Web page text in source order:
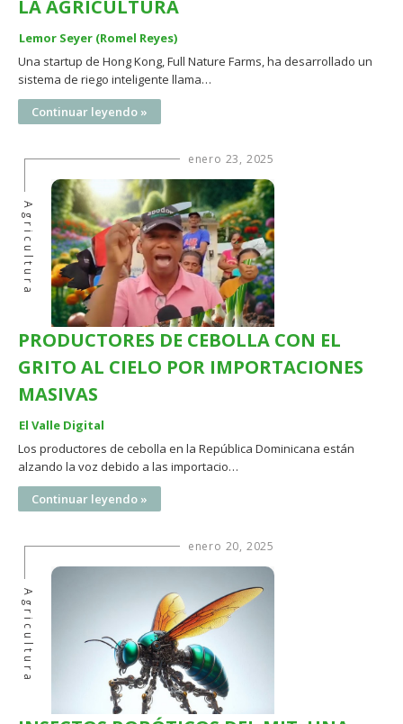
LA AGRICULTURA
Lemor Seyer (Romel Reyes)
Una startup de Hong Kong, Full Nature Farms, ha desarrollado un
sistema de riego inteligente llama…
Continuar leyendo »
enero 23, 2025
Agricultura
PRODUCTORES DE CEBOLLA CON EL
GRITO AL CIELO POR IMPORTACIONES
MASIVAS
El Valle Digital
Los productores de cebolla en la República Dominicana están
alzando la voz debido a las importacio…
Continuar leyendo »
enero 20, 2025
Agricultura